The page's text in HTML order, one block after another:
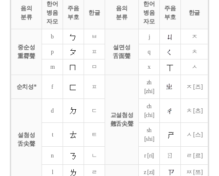
음의
분류
한어
병음
자모
주음
부호
한글
음의
분류
한어
병음
자모
주음
부호
한글
중순성
重脣聲
b
ㅂ
설면성
舌面聲
j ㅈ
p ㅍ q ㅊ
m ㅁ x ㅅ
순치성* f ㅍ
교설첨성
翹舌尖聲
zh
[zhi]
ㅈ [즈]
설첨성
舌尖聲
d ㄷ
ch
[chi]
ㅊ [츠]
t ㅌ
sh
[shi]
ㅅ [스]
n ㄴ r [ri] ㄖ ㄹ [르]
l
ㄹ
z [zi] ㅉ [쯔]